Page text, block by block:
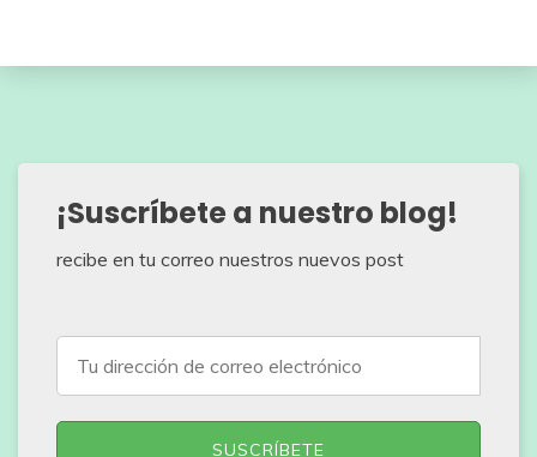
¡Suscríbete a nuestro blog!
recibe en tu correo nuestros nuevos post